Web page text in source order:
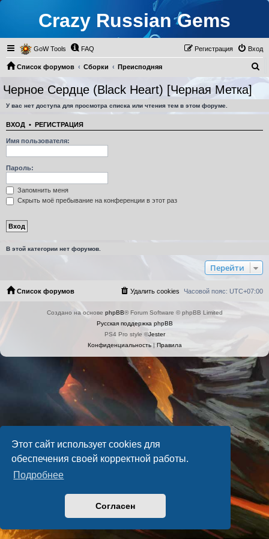
Этот сайт использует cookies для
обеспечения своей корректной работы.
Подробнее
Согласен
Crazy Russian Gems
GoW Tools FAQ Вход
Регистрация
Список форумов Сборки
Преисподняя
Черное Сердце (Black Heart) [Черная Метка]
Черное Сердце (Black Heart) [Черная Метка]
У вас нет доступа для просмотра списка или чтения тем в этом форуме.
ВХОД • РЕГИСТРАЦИЯ
Имя пользователя:
Пароль:
Запомнить меня
Скрыть моё пребывание на конференции в этот раз
В этой категории нет форумов.
Перейти
Список форумов Часовой пояс: UTC+07:00
Удалить cookies
Создано на основе phpBB® Forum Software © phpBB Limited
Русская поддержка phpBB
PS4 Pro style ©Jester
Конфиденциальность| Правила